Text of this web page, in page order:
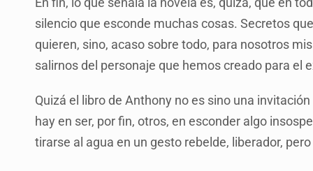
silencio que esconde muchas cosas. Secretos
quieren, sino, acaso sobre todo, para nosotros
salirnos del personaje que hemos creado para el
Quizá el libro de Anthony no es sino una
hay en ser, por fin, otros, en esconder algo
tirarse al agua en un gesto rebelde, liberador,